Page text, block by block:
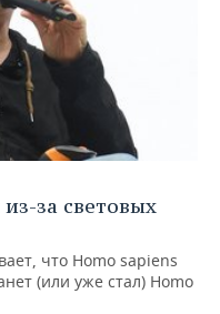
за световых
что Homo sapiens
(или уже стал) Homo